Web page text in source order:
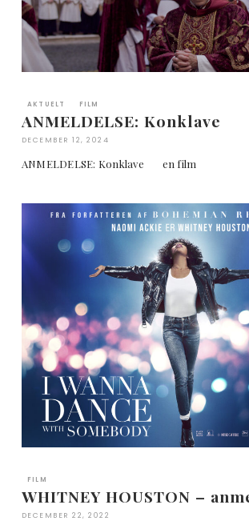
AKTUELT FILM
ANMELDELSE: Konklave
DECEMBER 12, 2024
ANMELDELSE: Konklave en
FILM
WHITNEY HOUSTON –
DECEMBER 22, 2022